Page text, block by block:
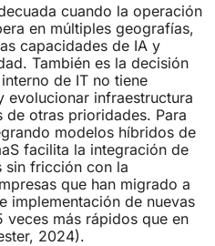
cuando la operación
en múltiples geografías,
capacidades de IA y
También es la decisión
de IT no tiene
evolucionar infraestructura
otras prioridades. Para
modelos híbridos de
facilita la integración de
sin fricción con la
que han migrado a
implementación de nuevas
más rápidos que en
2024).